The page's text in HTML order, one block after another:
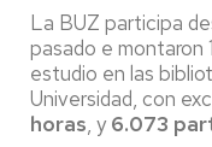
La BUZ participa
pasado e montaron
estudio en las
Universidad, con
horas, y 6.073